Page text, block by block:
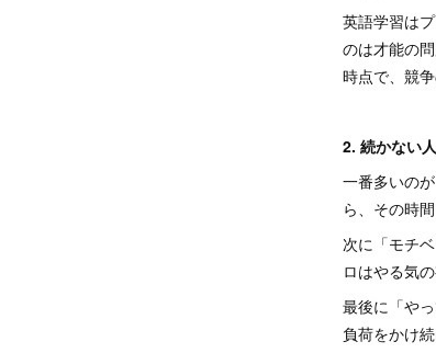
英語学習は
のは才能の
時点で、競
2. 続かない
一番多いの
ら、その時
次に「モチ
ロはやる気
最後に「や
負荷をかけ